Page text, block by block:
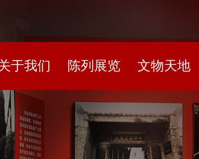
于我们 陈列展览 文物天地